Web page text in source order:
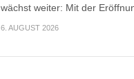
wächst weiter: Mit der
6. AUGUST 2026